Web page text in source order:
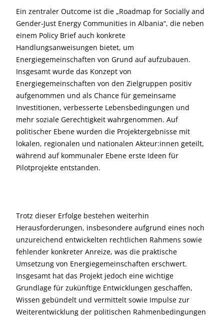
Ein zentraler Outcome ist die „Roadmap for Socially and
Gender-Just Energy Communities in Albania“, die neben
einem Policy Brief auch konkrete
Handlungsanweisungen bietet, um
Energiegemeinschaften von Grund auf aufzubauen.
Insgesamt wurde das Konzept von
Energiegemeinschaften von den Zielgruppen positiv
aufgenommen und als Chance für gemeinsame
Investitionen, verbesserte Lebensbedingungen und
mehr soziale Gerechtigkeit wahrgenommen. Auf
politischer Ebene wurden die Projektergebnisse mit
lokalen, regionalen und nationalen Akteur:innen geteilt,
während auf kommunaler Ebene erste Ideen für
Pilotprojekte entstanden.
Trotz dieser Erfolge bestehen weiterhin
Herausforderungen, insbesondere aufgrund eines noch
unzureichend entwickelten rechtlichen Rahmens sowie
fehlender konkreter Anreize, was die praktische
Umsetzung von Energiegemeinschaften erschwert.
Insgesamt hat das Projekt jedoch eine wichtige
Grundlage für zukünftige Entwicklungen geschaffen,
Wissen gebündelt und vermittelt sowie Impulse zur
Weiterentwicklung der politischen Rahmenbedingungen